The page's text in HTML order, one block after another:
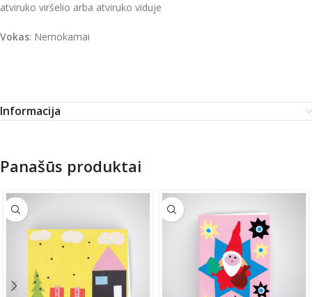
atviruko viršelio arba atviruko viduje
Vokas: Nemokamai
Informacija
Panašūs produktai